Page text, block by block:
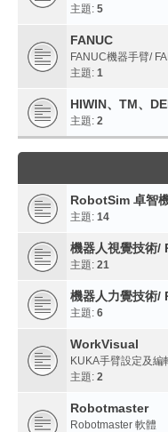
主題: 5
FANUC
FANUC機器手臂/
主題: 1
HIWIN、TM、
主題: 2
RobotSim 卓智
主題: 14
機器人視覺技術
主題: 21
機器人力覺技術
主題: 6
WorkVisual
KUKA手臂設定及編
主題: 2
Robotmaster
Robotmaster 軟體